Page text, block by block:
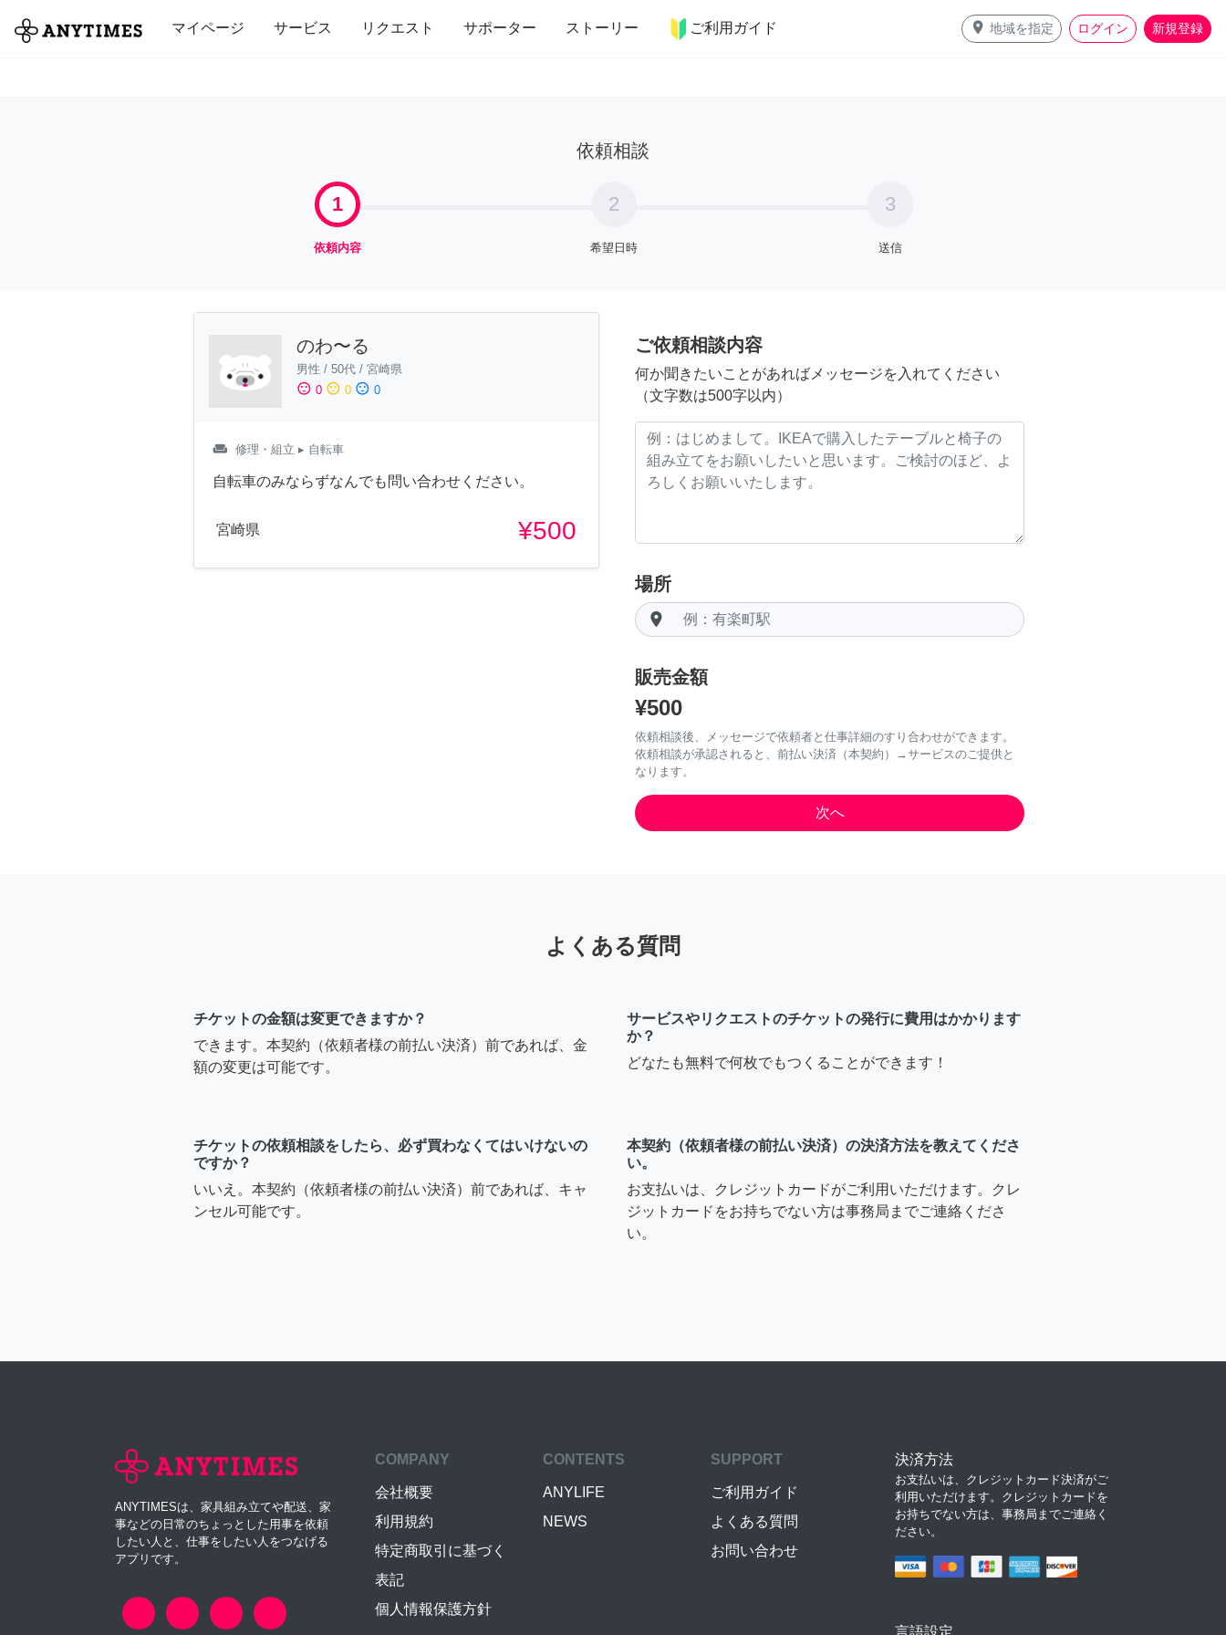
マイページ サービス リクエスト サポーター ストーリー ご利用ガイド place 地域を指定 ログイン 新規登録
全て 修理・組立 家事 引っ越し インテリア 趣味・習い事 ペット 料理
依頼相談
1
依頼内容
2
希望日時
3
送信
のわ〜る
男性 / 50代 / 宮崎県
sentiment_satisfied 0 sentiment_neutral 0 sentiment_dissatisfied 0
weekend 修理・組立 ▸ 自転車
自転車のみならずなんでも問い合わせください。
宮崎県 ¥500
ご依頼相談内容
何か聞きたいことがあればメッセージを入れてください
（文字数は500字以内）
場所
room
販売金額
¥500
依頼相談後、メッセージで依頼者と仕事詳細のすり合わせができます。
依頼相談が承認されると、前払い決済（本契約）→サービスのご提供と
なります。
よくある質問
チケットの金額は変更できますか？
できます。本契約（依頼者様の前払い決済）前であれば、金
額の変更は可能です。
サービスやリクエストのチケットの発行に費用はかかります
か？
どなたも無料で何枚でもつくることができます！
チケットの依頼相談をしたら、必ず買わなくてはいけないの
ですか？
いいえ。本契約（依頼者様の前払い決済）前であれば、キャ
ンセル可能です。
本契約（依頼者様の前払い決済）の決済方法を教えてくださ
い。
お支払いは、クレジットカードがご利用いただけます。クレ
ジットカードをお持ちでない方は事務局までご連絡くださ
い。
ANYTIMESは、家具組み立てや配送、家
事などの日常のちょっとした用事を依頼
したい人と、仕事をしたい人をつなげる
アプリです。
COMPANY
会社概要
利用規約
特定商取引に基づく
表記
個人情報保護方針
CONTENTS
ANYLIFE
NEWS
SUPPORT
ご利用ガイド
よくある質問
お問い合わせ
決済方法
お支払いは、クレジットカード決済がご
利用いただけます。クレジットカードを
お持ちでない方は、事務局までご連絡く
ださい。
言語設定